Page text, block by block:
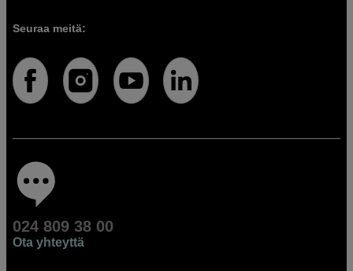
Seuraa meitä:
024 809 38 00
Ota yhteyttä